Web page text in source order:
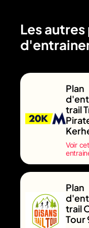
Les autres
Plan
trail
Voir cet
Plan
trail
Tour